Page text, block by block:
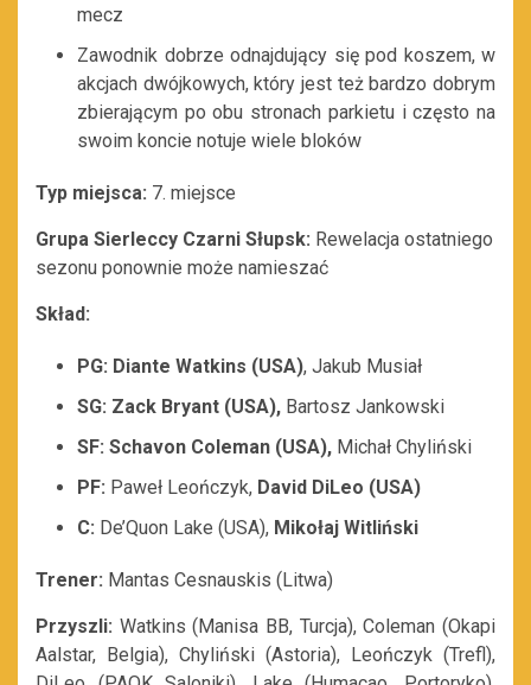
mecz
Zawodnik dobrze odnajdujący się pod koszem, w
akcjach dwójkowych, który jest też bardzo dobrym
zbierającym po obu stronach parkietu i często na
swoim koncie notuje wiele bloków
Typ miejsca: 7. miejsce
Grupa Sierleccy Czarni Słupsk: Rewelacja ostatniego
sezonu ponownie może namieszać
Skład:
PG: Diante Watkins (USA), Jakub Musiał
SG: Zack Bryant (USA), Bartosz Jankowski
SF: Schavon Coleman (USA), Michał Chyliński
PF: Paweł Leończyk, David DiLeo (USA)
C: De’Quon Lake (USA), Mikołaj Witliński
Trener: Mantas Cesnauskis (Litwa)
Przyszli: Watkins (Manisa BB, Turcja), Coleman (Okapi
Aalstar, Belgia), Chyliński (Astoria), Leończyk (Trefl),